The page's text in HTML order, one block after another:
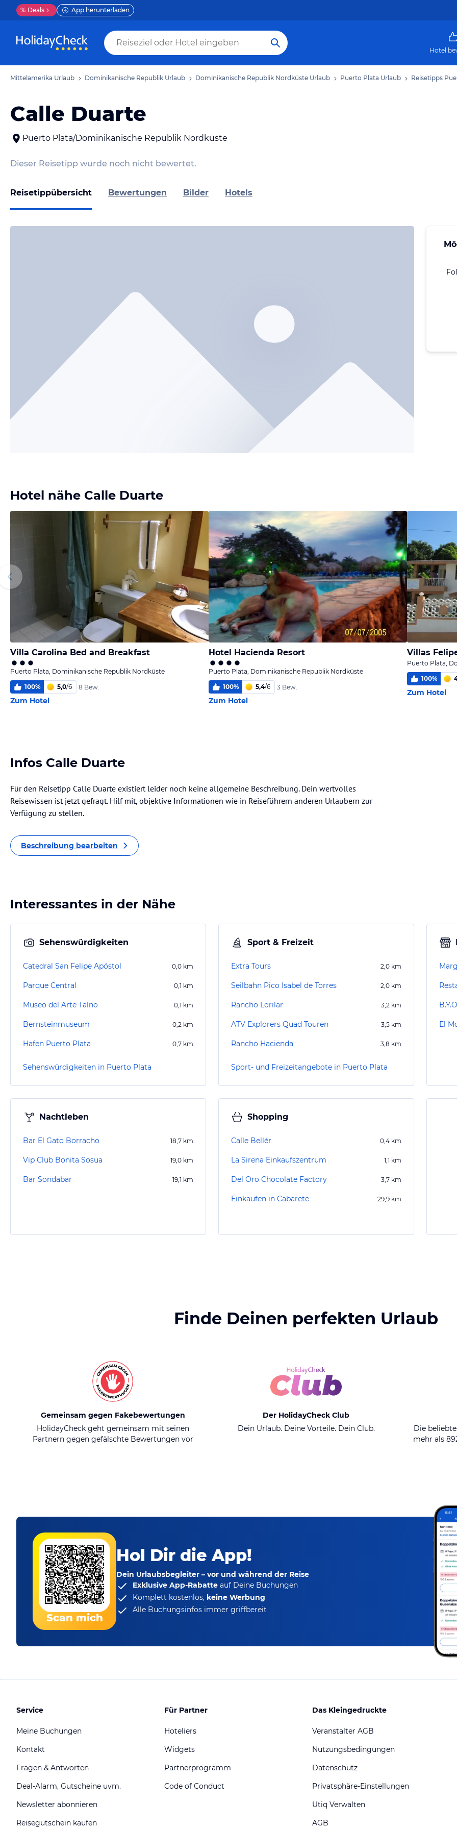
% Deals App herunterladen
Hotel
Mittelamerika Urlaub Dominikanische Republik Urlaub Dominikanische Republik Nordküste Urlaub Puerto Plata Urlaub Reisetipps
Calle Duarte
Puerto Plata/Dominikanische Republik Nordküste
Dieser Reisetipp wurde noch nicht bewertet.
Reisetippübersicht Bewertungen Bilder Hotels
Hotel nähe Calle Duarte
Villa Carolina Bed and Breakfast
Puerto Plata, Dominikanische Republik Nordküste
100% 5,0/6 8 Bew.
Zum Hotel
Hotel Hacienda Resort
Puerto Plata, Dominikanische Republik Nordküste
100% 5,4/6 3 Bew.
Zum Hotel
Villas
Puerto Plata,
100%
Zum Hotel
Infos Calle Duarte
Für den Reisetipp Calle Duarte existiert leider noch keine allgemeine Beschreibung. Dein wertvolles
Reisewissen ist jetzt gefragt. Hilf mit, objektive Informationen wie in Reiseführern anderen Urlaubern zur
Verfügung zu stellen.
Beschreibung bearbeiten
Interessantes in der Nähe
Sehenswürdigkeiten
Catedral San Felipe Apóstol 0,0 km
Parque Central 0,1 km
Museo del Arte Taíno 0,1 km
Bernsteinmuseum 0,2 km
Hafen Puerto Plata 0,7 km
Sehenswürdigkeiten in Puerto Plata
Sport & Freizeit
Extra Tours 2,0 km
Seilbahn Pico Isabel de Torres 2,0 km
Rancho Lorilar 3,2 km
ATV Explorers Quad Touren 3,5 km
Rancho Hacienda 3,8 km
Sport- und Freizeitangebote in Puerto Plata
El
Nachtleben
Bar El Gato Borracho 18,7 km
Vip Club Bonita Sosua 19,0 km
Bar Sondabar 19,1 km
Shopping
Calle Bellér 0,4 km
La Sirena Einkaufszentrum 1,1 km
Del Oro Chocolate Factory 3,7 km
Einkaufen in Cabarete 29,9 km
Finde Deinen perfekten Urlaub
Gemeinsam gegen Fakebewertungen
HolidayCheck geht gemeinsam mit seinen
Partnern gegen gefälschte Bewertungen vor
Der HolidayCheck Club
Dein Urlaub. Deine Vorteile. Dein Club.
Die
mehr als
Scan mich
Hol Dir die App!
Dein Urlaubsbegleiter – vor und während der Reise
Exklusive App-Rabatte auf Deine Buchungen
Komplett kostenlos, keine Werbung
Alle Buchungsinfos immer griffbereit
Service
Meine Buchungen
Kontakt
Fragen & Antworten
Deal-Alarm, Gutscheine uvm.
Newsletter abonnieren
Reisegutschein kaufen
Für Partner
Hoteliers
Widgets
Partnerprogramm
Code of Conduct
Das Kleingedruckte
Veranstalter AGB
Nutzungsbedingungen
Datenschutz
Privatsphäre-Einstellungen
Utiq Verwalten
AGB